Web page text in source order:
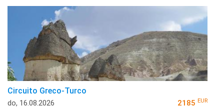
Circuito Greco-Turco
do, 16.08.2026 2185 EUR